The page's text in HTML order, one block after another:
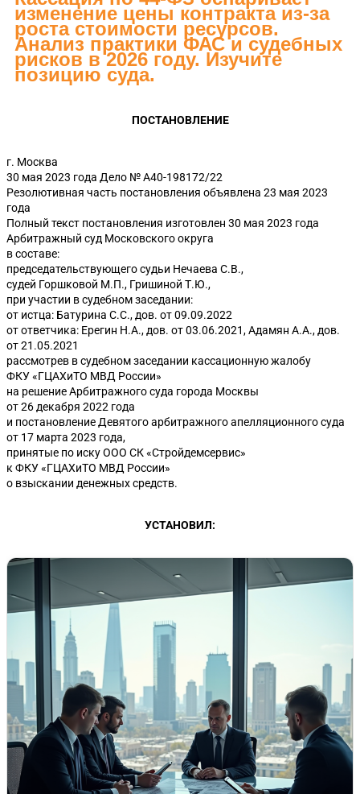
изменение цены контракта из-за
роста стоимости ресурсов.
Анализ практики ФАС и судебных
рисков в 2026 году. Изучите
позицию суда.
ПОСТАНОВЛЕНИЕ
г. Москва
30 мая 2023 года Дело № А40-198172/22
Резолютивная часть постановления объявлена 23 мая 2023
года
Полный текст постановления изготовлен 30 мая 2023 года
Арбитражный суд Московского округа
в составе:
председательствующего судьи Нечаева С.В.,
судей Горшковой М.П., Гришиной Т.Ю.,
при участии в судебном заседании:
от истца: Батурина С.С., дов. от 09.09.2022
от ответчика: Ерегин Н.А., дов. от 03.06.2021, Адамян А.А., дов.
от 21.05.2021
рассмотрев в судебном заседании кассационную жалобу
ФКУ «ГЦАХиТО МВД России»
на решение Арбитражного суда города Москвы
от 26 декабря 2022 года
и постановление Девятого арбитражного апелляционного суда
от 17 марта 2023 года,
принятые по иску ООО СК «Стройдемсервис»
к ФКУ «ГЦАХиТО МВД России»
о взыскании денежных средств.
УСТАНОВИЛ: